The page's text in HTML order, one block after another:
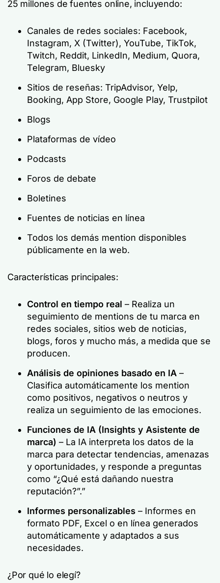
25 millones de fuentes online, incluyendo:
Canales de redes sociales: Facebook,
Instagram, X (Twitter), YouTube, TikTok,
Twitch, Reddit, LinkedIn, Medium, Quora,
Telegram, Bluesky
Sitios de reseñas: TripAdvisor, Yelp,
Booking, App Store, Google Play, Trustpilot
Blogs
Plataformas de vídeo
Podcasts
Foros de debate
Boletines
Fuentes de noticias en línea
Todos los demás mention disponibles
públicamente en la web.
Características principales:
Control en tiempo real – Realiza un
seguimiento de mentions de tu marca en
redes sociales, sitios web de noticias,
blogs, foros y mucho más, a medida que se
producen.
Análisis de opiniones basado en IA –
Clasifica automáticamente los mention
como positivos, negativos o neutros y
realiza un seguimiento de las emociones.
Funciones de IA (Insights y Asistente de
marca) – La IA interpreta los datos de la
marca para detectar tendencias, amenazas
y oportunidades, y responde a preguntas
como “¿Qué está dañando nuestra
reputación?”.”
Informes personalizables – Informes en
formato PDF, Excel o en línea generados
automáticamente y adaptados a sus
necesidades.
¿Por qué lo elegí?